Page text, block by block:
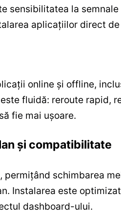
sensibilitatea la
aplicaţiilor direct
online şi offline,
fluidă: reroute rapid,
fie mai uşoare.
şi compatibilitate
permiţând schimbarea
Instalarea este
dashboard-ului.